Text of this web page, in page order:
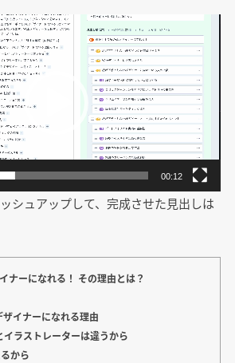
00:12
シュアップして、完成させた見出しは
ナーになれる！ その理由とは？
イナーになれる理由
ラストレーターは違うから
から